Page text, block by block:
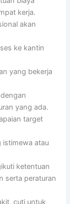
kerja.
akan
ke kantin
yang bekerja
yang ada.
target
istimewa atau
ketentuan
serta peraturan
cuti untuk